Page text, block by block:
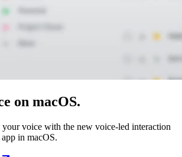
on macOS.
voice with the new voice-led interaction
in macOS.